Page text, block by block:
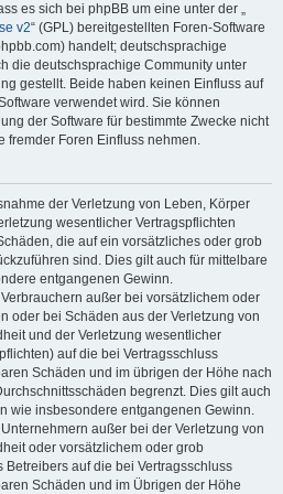
es sich bei phpBB um eine unter der „
v2“ (GPL) bereitgestellten Foren-Software
handelt; deutschsprachige
die deutschsprachige Community unter
gestellt. Beide haben keinen Einfluss auf
verwendet wird. Sie können
der Software für bestimmte Zwecke nicht
fremder Foren Einfluss nehmen.
der Verletzung von Leben, Körper
wesentlicher Vertragspflichten
die auf ein vorsätzliches oder grob
sind. Dies gilt auch für mittelbare
entgangenen Gewinn.
außer bei vorsätzlichem oder
oder bei Schäden aus der Verletzung von
und der Verletzung wesentlicher
auf die bei Vertragsschluss
Schäden und im übrigen der Höhe nach
begrenzt. Dies gilt auch
wie insbesondere entgangenen Gewinn.
außer bei der Verletzung von
oder vorsätzlichem oder grob
Betreibers auf die bei Vertragsschluss
Schäden und im Übrigen der Höhe